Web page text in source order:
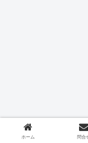
ホーム 問合